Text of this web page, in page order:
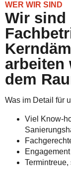
WER WIR SIND
Wir sind
arbeiten
dem
Was im Detail für
Viel Know-